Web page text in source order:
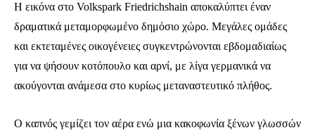
Η εικόνα στο Volkspark Friedrichshain αποκαλύπτει έναν
δραματικά μεταμορφωμένο δημόσιο χώρο. Μεγάλες ομάδες
και εκτεταμένες οικογένειες συγκεντρώνονται εβδομαδιαίως
για να ψήσουν κοτόπουλο και αρνί, με λίγα γερμανικά να
ακούγονται ανάμεσα στο κυρίως μεταναστευτικό πλήθος.
Ο καπνός γεμίζει τον αέρα ενώ μια κακοφωνία ξένων γλωσσών